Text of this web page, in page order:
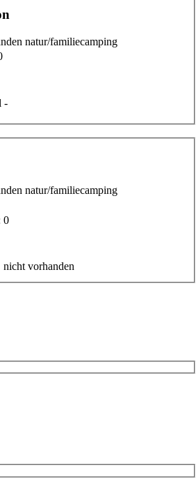
natur/familiecamping
-
natur/familiecamping
0
nicht vorhanden